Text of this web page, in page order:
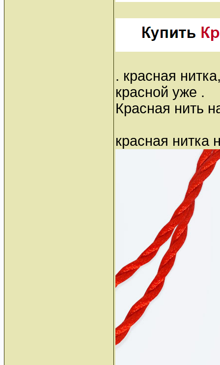
. красная
красной уже .
Красная нить
красная нитка